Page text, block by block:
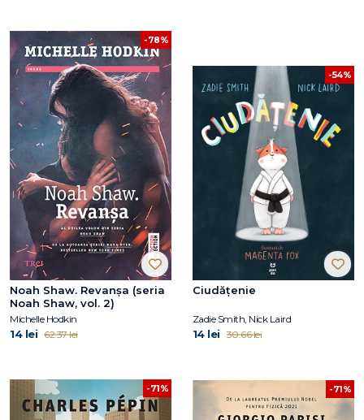
-78%
Noah Shaw. Revanșa (seria
Noah Shaw, vol. 2)
Michelle Hodkin
14 lei 62.37 lei
-54%
Ciudățenie
Zadie Smith, Nick Laird
14 lei 30.66 lei
-71% -71%